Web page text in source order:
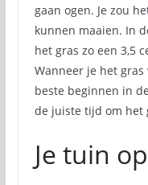
gaan ogen. Je zou
kunnen maaien. In
het gras zo een 3,5
Wanneer je het
beste beginnen in
de juiste tijd om het
Je tuin